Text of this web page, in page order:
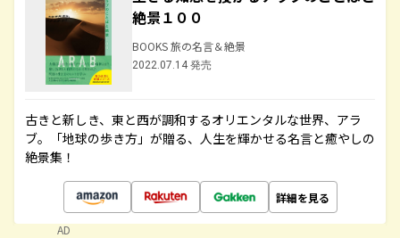
絶景１００
BOOKS 旅の名言＆絶景
2022.07.14 発売
古きと新しき、東と西が調和するオリエンタルな世界、アラ
ブ。「地球の歩き方」が贈る、人生を輝かせる名言と癒やしの
絶景集！
詳細を見る
AD